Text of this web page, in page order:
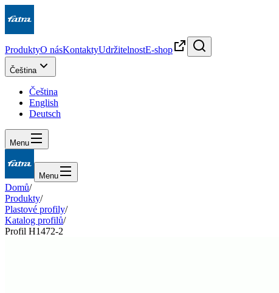
ProduktyO násKontaktyUdržitelnostE-shop
Čeština
Čeština
English
Deutsch
Menu
Menu
Domů/
Produkty/
Plastové profily/
Katalog profilů/
Profil H1472-2